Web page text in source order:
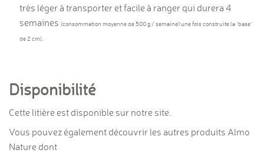
très léger à transporter et facile à ranger qui durera 4
semaines (consommation moyenne de 500 g / semaine1une fois construite la “base”
de 2 cm).
Disponibilité
Cette litière est disponible sur notre site.
Vous pouvez également découvrir les autres produits Almo
Nature dont